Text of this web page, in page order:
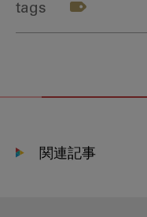
４
tags
関連記事